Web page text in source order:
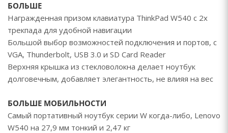
БОЛЬШЕ
Награжденная призом клавиатура ThinkPad W540 с 2x
трекпада для удобной навигации
Большой выбор возможностей подключения и портов, с
VGA, Thunderbolt, USB 3.0 и SD Card Reader
Верхняя крышка из стекловолокна делает ноутбук
долговечным, добавляет элегантность, не влияя на вес
БОЛЬШЕ МОБИЛЬНОСТИ
Самый портативный ноутбук серии W когда-либо, Lenovo
W540 на 27,9 мм тонкий и 2,47 кг